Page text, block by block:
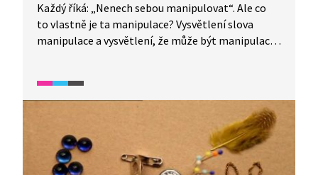
Každý říká: „Nenech sebou manipulovat“. Ale co
to vlastně je ta manipulace? Vysvětlení slova
manipulace a vysvětlení, že může být manipulace
Úryvek spadá do širšího okruhu videí, které se
zaměřují na rozvoj odborné slovní zásoby. Je
vhodné pro žáky s dobrou komunikativní znalostí
češtiny.